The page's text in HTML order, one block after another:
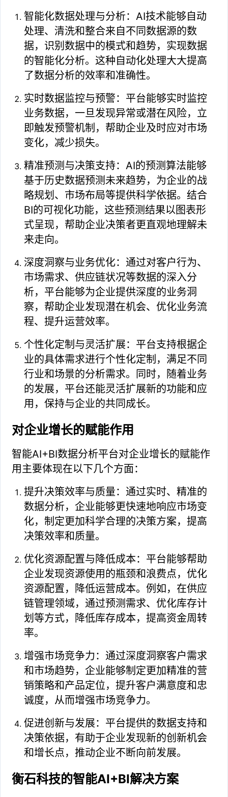
智能化数据处理与分析：AI技术能够自动
处理、清洗和整合来自不同数据源的数
据，识别数据中的模式和趋势，实现数据
的智能化分析。这种自动化处理大大提高
了数据分析的效率和准确性。
实时数据监控与预警：平台能够实时监控
业务数据，一旦发现异常或潜在风险，立
即触发预警机制，帮助企业及时应对市场
变化，减少损失。
精准预测与决策支持：AI的预测算法能够
基于历史数据预测未来趋势，为企业的战
略规划、市场布局等提供科学依据。结合
BI的可视化功能，这些预测结果以图表形
式呈现，帮助企业决策者更直观地理解未
来走向。
深度洞察与业务优化：通过对客户行为、
市场需求、供应链状况等数据的深入分
析，平台能够为企业提供深度的业务洞
察，帮助企业发现潜在机会、优化业务流
程、提升运营效率。
个性化定制与灵活扩展：平台支持根据企
业的具体需求进行个性化定制，满足不同
行业和场景的分析需求。同时，随着业务
的发展，平台还能灵活扩展新的功能和应
用，保持与企业的共同成长。
对企业增长的赋能作用
智能AI+BI数据分析平台对企业增长的赋能作
用主要体现在以下几个方面：
提升决策效率与质量：通过实时、精准的
数据分析，企业能够更快速地响应市场变
化，制定更加科学合理的决策方案，提高
决策效率和质量。
优化资源配置与降低成本：平台能够帮助
企业发现资源使用的瓶颈和浪费点，优化
资源配置，降低运营成本。例如，在供应
链管理领域，通过预测需求、优化库存计
划等方式，降低库存成本，提高资金周转
率。
增强市场竞争力：通过深度洞察客户需求
和市场趋势，企业能够制定更加精准的营
销策略和产品定位，提升客户满意度和忠
诚度，从而增强市场竞争力。
促进创新与发展：平台提供的数据支持和
决策依据，有助于企业发现新的创新机会
和增长点，推动企业不断向前发展。
衡石科技的智能AI+BI解决方案